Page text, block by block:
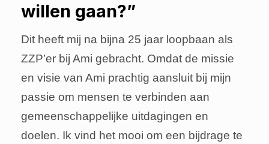
willen gaan?”
Dit heeft mij na bijna 25 jaar loopbaan als
ZZP’er bij Ami gebracht. Omdat de missie
en visie van Ami prachtig aansluit bij mijn
passie om mensen te verbinden aan
gemeenschappelijke uitdagingen en
doelen. Ik vind het mooi om een bijdrage te